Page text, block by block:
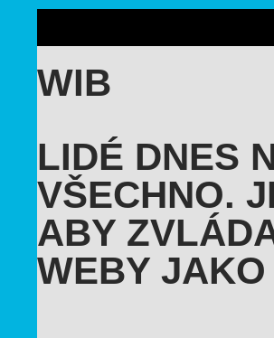
WIB
LIDÉ DNES
VŠECHNO.
ABY
WEBY